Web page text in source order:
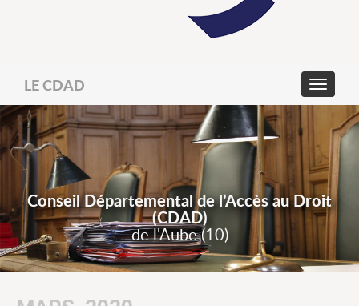
LE CDAD
Conseil Départemental de l’Accès au Droit
(CDAD)
de l'Aube (10)